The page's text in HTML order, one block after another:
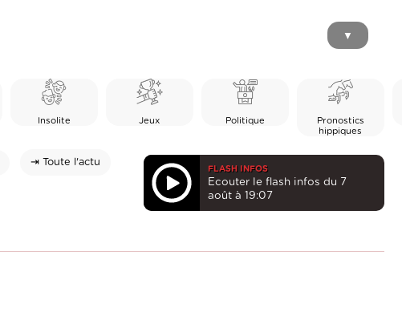
▼
Insolite Jeux Politique
Pronostics
hippiques
⇥ Toute l'actu
FLASH INFOS
Ecouter le flash infos du 7
août à 19:07